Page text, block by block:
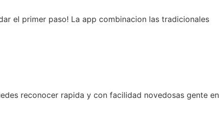
el primer paso! La app combinacion las tradicionales
reconocer rapida y con facilidad novedosas gente en